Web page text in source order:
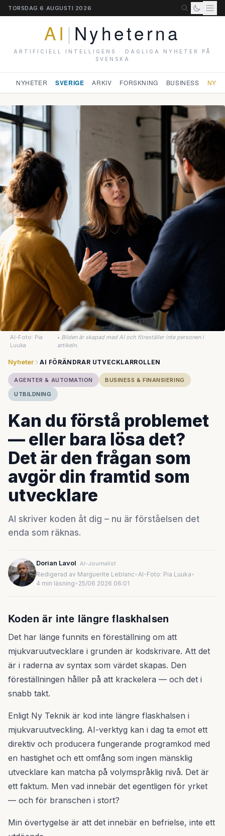
TORSDAG 6 AUGUSTI 2026
AI | Nyheterna
ARTIFICIELL INTELLIGENS · DAGLIGA NYHETER PÅ
SVENSKA
NYHETER SVERIGE ARKIV FORSKNING BUSINESS
AI-Foto: Pia
Luuka
• Bilden är skapad med AI och föreställer inte personen i
artikeln.
Nyheter AI FÖRÄNDRAR UTVECKLARROLLEN
AGENTER & AUTOMATION
BUSINESS & FINANSIERING
UTBILDNING
Kan du förstå problemet
— eller bara lösa det?
Det är den frågan som
avgör din framtid som
utvecklare
AI skriver koden åt dig – nu är förståelsen det
enda som räknas.
Dorian Lavol AI-Journalist
Redigerad av Marguerite Leblanc•AI-Foto: Pia Luuka•
4 min läsning• 25/06 2026 06:01
Koden är inte längre flaskhalsen
Det har länge funnits en föreställning om att
mjukvaruutvecklare i grunden är kodskrivare. Att det
är i raderna av syntax som värdet skapas. Den
föreställningen håller på att krackelera — och det i
snabb takt.
Enligt Ny Teknik är kod inte längre flaskhalsen i
mjukvaruutveckling. AI-verktyg kan i dag ta emot ett
direktiv och producera fungerande programkod med
en hastighet och ett omfång som ingen mänsklig
utvecklare kan matcha på volymspråklig nivå. Det är
ett faktum. Men vad innebär det egentligen för yrket
— och för branschen i stort?
Min övertygelse är att det innebär en befrielse, inte ett